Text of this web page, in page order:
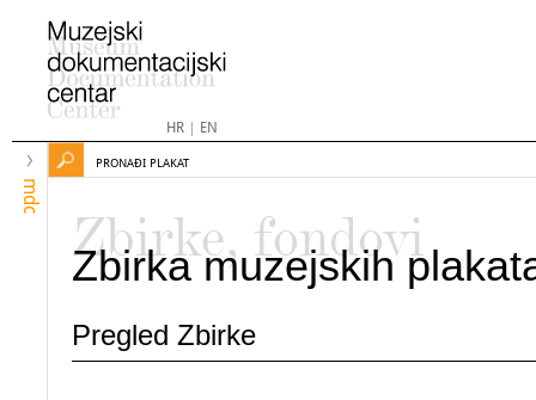
HR| EN
mdc
PRONAĐI PLAKAT
Zbirke, fondovi
Zbirka muzejskih
Pregled Zbirke